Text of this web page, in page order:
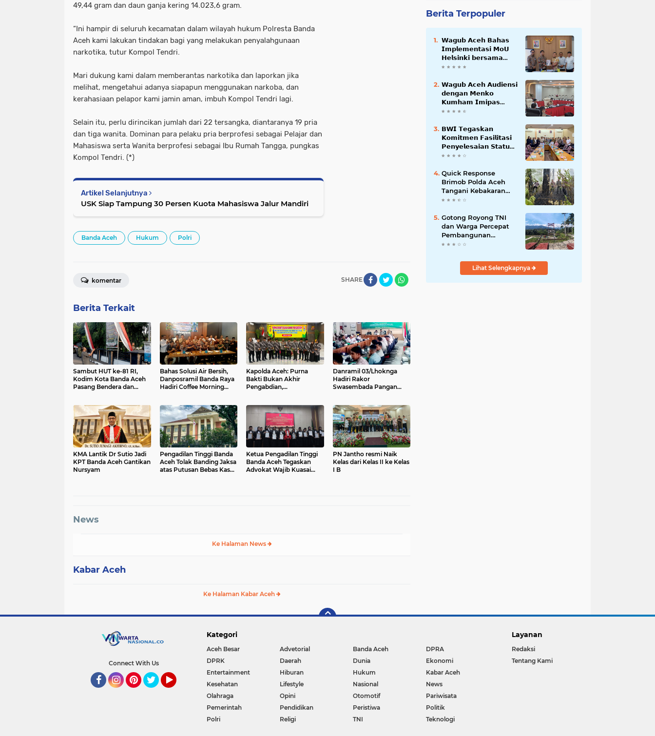
49,44 gram dan daun ganja kering 14.023,6 gram.
“Ini hampir di seluruh kecamatan dalam wilayah hukum Polresta Banda
Aceh kami lakukan tindakan bagi yang melakukan penyalahgunaan
narkotika, tutur Kompol Tendri.
Mari dukung kami dalam memberantas narkotika dan laporkan jika
melihat, mengetahui adanya siapapun menggunakan narkoba, dan
kerahasiaan pelapor kami jamin aman, imbuh Kompol Tendri lagi.
Selain itu, perlu dirincikan jumlah dari 22 tersangka, diantaranya 19 pria
dan tiga wanita. Dominan para pelaku pria berprofesi sebagai Pelajar dan
Mahasiswa serta Wanita berprofesi sebagai Ibu Rumah Tangga, pungkas
Kompol Tendri. (*)
Artikel Selanjutnya
USK Siap Tampung 30 Persen Kuota Mahasiswa Jalur Mandiri
Banda Aceh Hukum Polri
SHARE
komentar
Berita Terkait
Sambut HUT ke-81 RI,
Kodim Kota Banda Aceh
Pasang Bendera dan
Bahas Solusi Air Bersih,
Danposramil Banda Raya
Hadiri Coffee Morning
Kapolda Aceh: Purna
Bakti Bukan Akhir
Pengabdian,
Danramil 03/Lhoknga
Hadiri Rakor
Swasembada Pangan
Juta Hektare
KMA Lantik Dr Sutio Jadi
KPT Banda Aceh Gantikan
Nursyam
Pengadilan Tinggi Banda
Aceh Tolak Banding Jaksa
atas Putusan Bebas Kasus
Ketua Pengadilan Tinggi
Banda Aceh Tegaskan
Advokat Wajib Kuasai
PN Jantho resmi Naik
Kelas dari Kelas II ke Kelas
I B
News
Ke Halaman News
Kabar Aceh
Ke Halaman Kabar Aceh
Berita Terpopuler
𝗪𝗮𝗴𝘂𝗯 𝗔𝗰𝗲𝗵 𝗕𝗮𝗵𝗮𝘀
𝗜𝗺𝗽𝗹𝗲𝗺𝗲𝗻𝘁𝗮𝘀𝗶 𝗠𝗼𝗨
𝗛𝗲𝗹𝘀𝗶𝗻𝗸𝗶 𝗯𝗲𝗿𝘀𝗮𝗺𝗮
𝗦𝗲𝗸𝗿𝗲𝘁𝗮𝗿𝗶𝗮𝘁 𝗡𝗲𝗴𝗮𝗿𝗮
𝗪𝗮𝗴𝘂𝗯 𝗔𝗰𝗲𝗵 𝗔𝘂𝗱𝗶𝗲𝗻𝘀𝗶
𝗱𝗲𝗻𝗴𝗮𝗻 𝗠𝗲𝗻𝗸𝗼
𝗞𝘂𝗺𝗵𝗮𝗺 𝗜𝗺𝗶𝗽𝗮𝘀
𝗧𝗲𝗿𝗸𝗮𝗶𝘁 𝗦𝘁𝗮𝘁𝘂𝘀 𝗪𝗮𝗸𝗮𝗳
𝗕𝗪𝗜 𝗧𝗲𝗴𝗮𝘀𝗸𝗮𝗻
𝗞𝗼𝗺𝗶𝘁𝗺𝗲𝗻 𝗙𝗮𝘀𝗶𝗹𝗶𝘁𝗮𝘀𝗶
𝗣𝗲𝗻𝘆𝗲𝗹𝗲𝘀𝗮𝗶𝗮𝗻 𝗦𝘁𝗮𝘁𝘂𝘀
𝗪𝗮𝗸𝗮𝗳 𝗕𝗹𝗮𝗻𝗴 𝗣𝗮𝗱𝗮𝗻𝗴
Quick Response
Brimob Polda Aceh
Tangani Kebakaran
Hutan di Lembah
Gotong Royong TNI
dan Warga Percepat
Pembangunan
Jembatan Gantung
Aceh Tenggara
Lihat Selengkapnya
Connect With Us
Kategori
Aceh Besar Advetorial Banda Aceh
DPRA
DPRK
Daerah Dunia
Ekonomi
Entertainment
Hiburan Hukum
Kabar Aceh
Kesehatan
Lifestyle Nasional
News
Olahraga
Opini Otomotif
Pariwisata
Pemerintah
Pendidikan Peristiwa
Politik
Polri
Religi TNI Teknologi
Layanan
Redaksi
Tentang Kami